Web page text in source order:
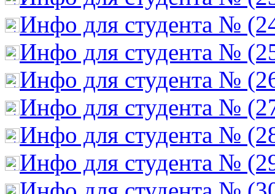
Инфо для студента №
Инфо для студента №
Инфо для студента №
Инфо для студента №
Инфо для студента №
Инфо для студента №